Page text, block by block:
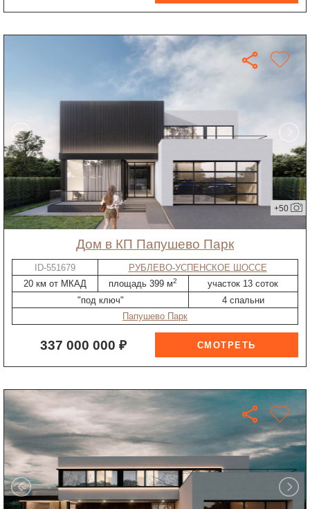
+50
дом в КП Папушево Парк
ID-551679
РУБЛЕВО-УСПЕНСКОЕ ШОССЕ
20 км от МКАД
площадь 399 м2
участок 13 соток
"под ключ"
4 спальни
Папушево Парк
337 000 000 ₽